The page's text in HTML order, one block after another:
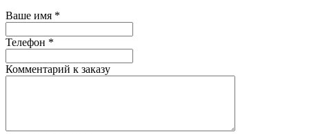
Ваше имя *
Телефон *
Комментарий к заказу